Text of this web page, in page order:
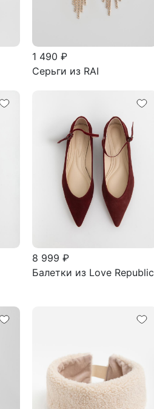
1 490 ₽
Серьги из RAI
8 999 ₽
Балетки из Love Republic